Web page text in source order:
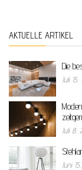
AKTUELLE ARTIKEL
Die
Juli
Juli 8,
Juni